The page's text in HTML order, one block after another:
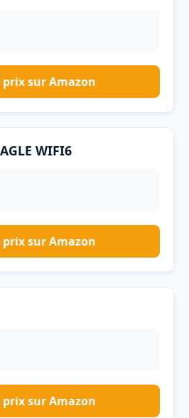
prix sur Amazon
WIFI6
prix sur Amazon
prix sur Amazon